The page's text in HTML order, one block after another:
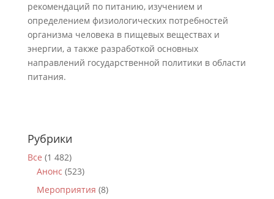
рекомендаций по питанию, изучением и
определением физиологических потребностей
организма человека в пищевых веществах и
энергии, а также разработкой основных
направлений государственной политики в области
питания.
Рубрики
Все (1 482)
Анонс (523)
Мероприятия (8)